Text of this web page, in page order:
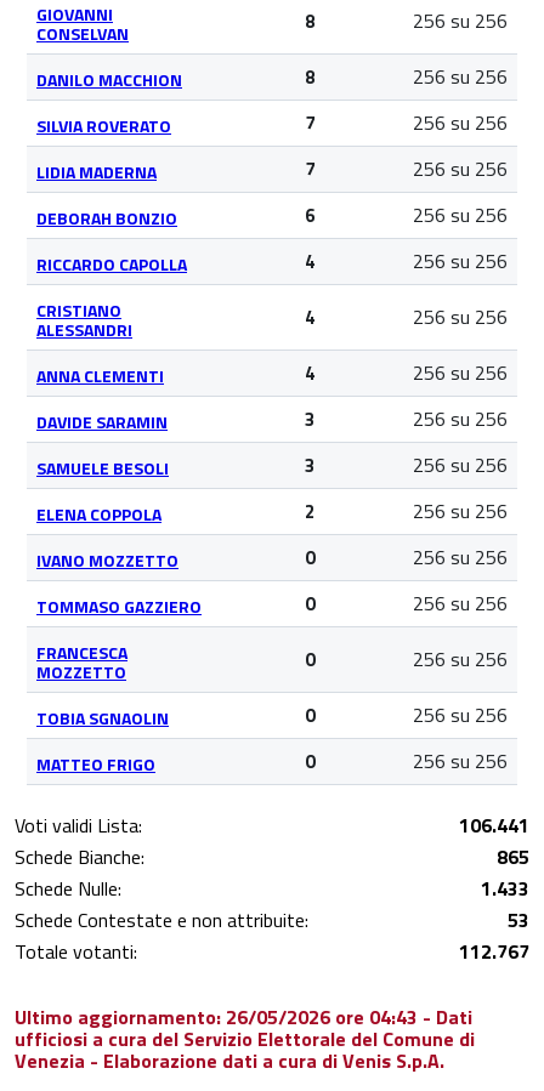
GIOVANNI
CONSELVAN 8 256 su 256
DANILO MACCHION 8 256 su 256
SILVIA ROVERATO 7 256 su 256
LIDIA MADERNA 7 256 su 256
DEBORAH BONZIO 6 256 su 256
RICCARDO CAPOLLA 4 256 su 256
CRISTIANO
ALESSANDRI 4 256 su 256
ANNA CLEMENTI 4 256 su 256
DAVIDE SARAMIN 3 256 su 256
SAMUELE BESOLI 3 256 su 256
ELENA COPPOLA 2 256 su 256
IVANO MOZZETTO 0 256 su 256
TOMMASO GAZZIERO 0 256 su 256
FRANCESCA
MOZZETTO 0 256 su 256
TOBIA SGNAOLIN 0 256 su 256
MATTEO FRIGO 0 256 su 256
Voti validi Lista:
106.441
Schede Bianche:
865
Schede Nulle:
1.433
Schede Contestate e non attribuite:
53
Totale votanti:
112.767
Ultimo aggiornamento: 26/05/2026 ore 04:43 - Dati
ufficiosi a cura del Servizio Elettorale del Comune di
Venezia - Elaborazione dati a cura di Venis S.p.A.